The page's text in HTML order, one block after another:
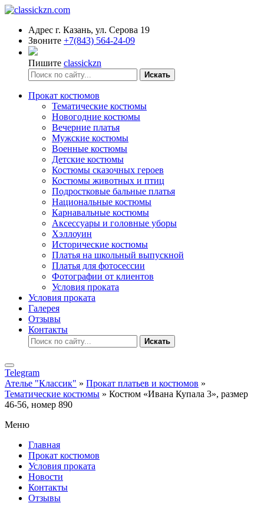
Адрес г. Казань, ул. Серова 19
Звоните +7(843) 564-24-09
Пишите classickzn
Искать
Прокат костюмов
Тематические костюмы
Новогодние костюмы
Вечерние платья
Мужские костюмы
Военные костюмы
Детские костюмы
Костюмы сказочных героев
Костюмы животных и птиц
Подростковые бальные платья
Национальные костюмы
Карнавальные костюмы
Аксессуары и головные уборы
Хэллоуин
Исторические костюмы
Платья на школьный выпускной
Платья для фотосессии
Фотографии от клиентов
Условия проката
Условия проката
Галерея
Отзывы
Контакты
Искать
Telegram
Ателье "Классик" » Прокат платьев и костюмов »
Тематические костюмы » Костюм «Ивана Купала 3», размер
46-56, номер 890
Меню
Главная
Прокат костюмов
Условия проката
Новости
Контакты
Отзывы